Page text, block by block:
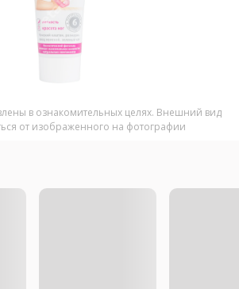
в ознакомительных целях. Внешний вид
от изображенного на фотографии